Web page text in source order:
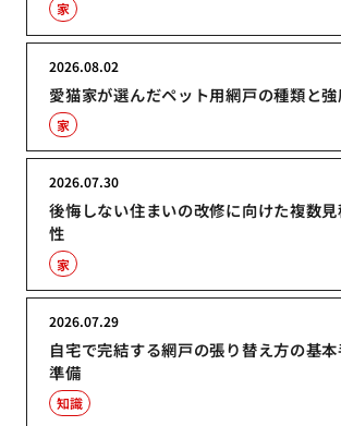
家
愛猫家が選んだペット用網戸の種類と
2026.08.02
家
後悔しない住まいの改修に向けた複数
性
2026.07.30
家
自宅で完結する網戸の張り替え方の基
準備
2026.07.29
知識